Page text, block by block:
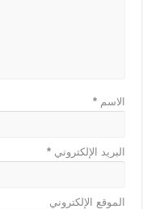
الاسم*
البريد الإلكتروني*
الموقع الإلكتروني